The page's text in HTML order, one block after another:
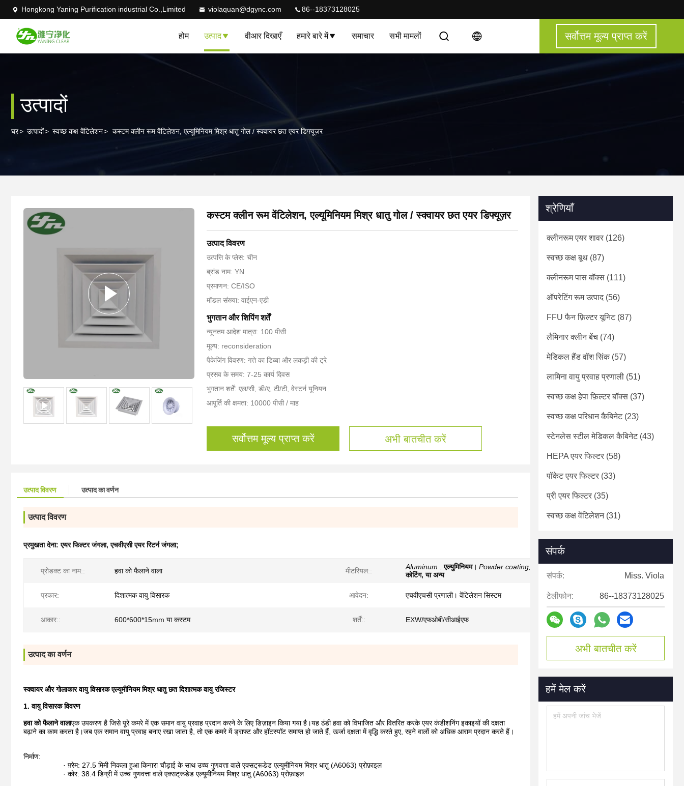
Hongkong Yaning Purification industrial Co.,Limited violaquan@dgync.com 86--18373128025
होम उत्पाद वीआर दिखाएँ हमारे बारे में समाचार सभी मामलों सर्वोत्तम मूल्य प्राप्त करें
उत्पादों
घर> उत्पादों> स्वच्छ कक्ष वेंटिलेशन> कस्टम क्लीन रूम वेंटिलेशन, एल्यूमिनियम मिश्र धातु गोल / स्क्वायर छत एयर डिफ्यूज़र
कस्टम क्लीन रूम वेंटिलेशन, एल्यूमिनियम मिश्र धातु गोल / स्क्वायर छत एयर डिफ्यूज़र
उत्पाद विवरण
उत्पत्ति के प्लेस: चीन
ब्रांड नाम: YN
प्रमाणन: CE/ISO
मॉडल संख्या: वाईएन-एडी
भुगतान और शिपिंग शर्तें
न्यूनतम आदेश मात्रा: 100 पीसी
मूल्य: reconsideration
पैकेजिंग विवरण: गत्ते का डिब्बा और लकड़ी की ट्रे
प्रसव के समय: 7-25 कार्य दिवस
भुगतान शर्तें: एल/सी, डी/ए, टी/टी, वेस्टर्न यूनियन
आपूर्ति की क्षमता: 10000 पीसी / माह
सर्वोत्तम मूल्य प्राप्त करें अभी बातचीत करें
उत्पाद विवरण उत्पाद का वर्णन
उत्पाद विवरण
प्रमुखता देना:एयर फिल्टर जंगला,एचवीएसी एयर रिटर्न जंगला;
प्रोडक्ट का नाम:: हवा को फैलाने वाला मीटरियल:: Aluminum . एल्युमिनियम। Powder coating,or other steel
कोटिंग, या अन्य
प्रकार: दिशात्मक वायु विसारक आवेदन: एचवीएचसी प्रणाली। वेंटिलेशन सिस्टम
आकार:: 600*600*15mm या कस्टम शर्तें:: EXW/एफओबी/सीआईएफ
उत्पाद का वर्णन
स्क्वायर और गोलाकार वायु विसारक एल्यूमीनियम मिश्र धातु छत दिशात्मक वायु रजिस्टर
1. वायु विसारक विवरण
हवा को फैलाने वालाएक उपकरण है जिसे पूरे कमरे में एक समान वायु प्रवाह प्रदान करने के लिए डिज़ाइन किया गया है।यह ठंडी हवा को विभाजित और वितरित करके एयर कंडीशनिंग इकाइयों की दक्षता
बढ़ाने का काम करता है।जब एक समान वायु प्रवाह बनाए रखा जाता है, तो एक कमरे में ड्राफ्ट और हॉटस्पॉट समाप्त हो जाते हैं, ऊर्जा दक्षता में वृद्धि करते हुए, रहने वालों को अधिक आराम प्रदान करते हैं।
निर्माण:
· फ़्रेम: 27.5 मिमी निकला हुआ किनारा चौड़ाई के साथ उच्च गुणवत्ता वाले एक्सट्रूडेड एल्यूमीनियम मिश्र धातु (A6063) प्रोफ़ाइल
· कोर: 38.4 डिग्री में उच्च गुणवत्ता वाले एक्सट्रूडेड एल्यूमीनियम मिश्र धातु (A6063) प्रोफ़ाइल
श्रेणियाँ
क्लीनरूम एयर शावर (126)
स्वच्छ कक्ष बूथ (87)
क्लीनरूम पास बॉक्स (111)
ऑपरेटिंग रूम उत्पाद(56)
FFU फैन फ़िल्टर यूनिट(87)
लैमिनार क्लीन बेंच (74)
मेडिकल हैंड वॉश सिंक (57)
लामिना वायु प्रवाह प्रणाली (51)
स्वच्छ कक्ष हेपा फ़िल्टर बॉक्स (37)
स्वच्छ कक्ष परिधान कैबिनेट(23)
स्टेनलेस स्टील मेडिकल कैबिनेट(43)
HEPA एयर फिल्टर (58)
पॉकेट एयर फिल्टर (33)
प्री एयर फिल्टर (35)
स्वच्छ कक्ष वेंटिलेशन(31)
संपर्क
संपर्क: Miss. Viola
टेलीफोन: 86--18373128025
अभी बातचीत करें
हमें मेल करें